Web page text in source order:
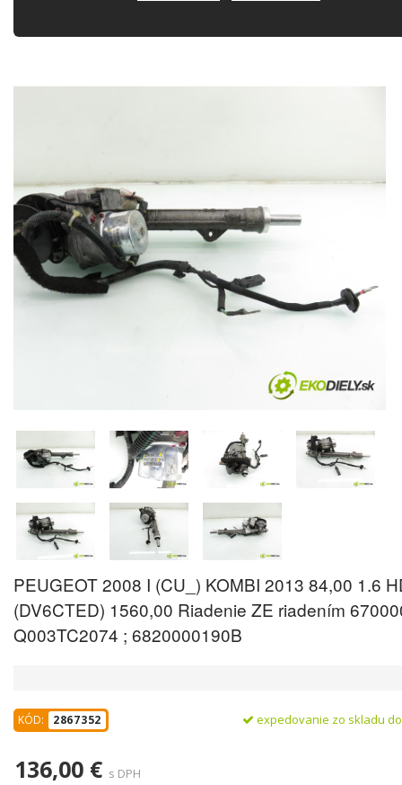
PEUGEOT 2008 I (CU_) KOMBI 2013 84,00 1.6
(DV6CTED) 1560,00 Riadenie ZE riadením
Q003TC2074 ; 6820000190B
KÓD: 2867352 expedovanie zo skladu
136,00 € s DPH